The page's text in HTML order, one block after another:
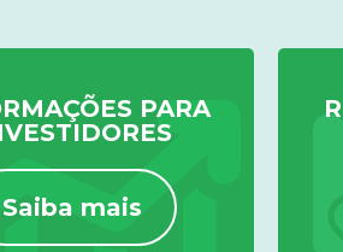
PARA
Saiba mais